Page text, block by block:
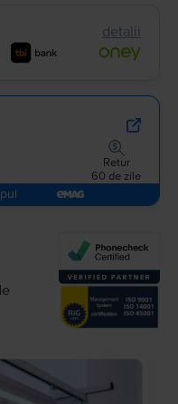
detalii
Retur
60 de zile